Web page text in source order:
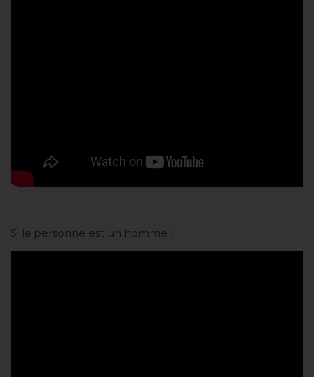
Si la personne est un homme :